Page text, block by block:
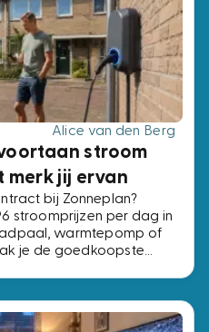
Alice van den Berg
stroom
jij ervan
bij Zonneplan?
stroomprijzen per dag in
warmtepomp of
je de goedkoopste